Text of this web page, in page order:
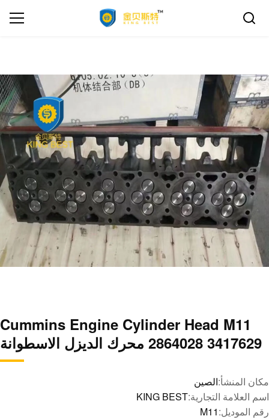
Cummins Engine Cylinder Head M11
2864028 3417629 محرك الديزل الاسطوانة
مكان المنشأ:الصين
اسم العلامة التجارية:KING BEST
رقم الموديل:M11